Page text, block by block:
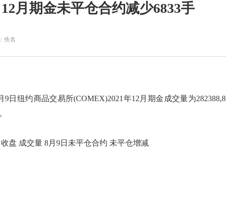
月期金未平仓合约减少6833手
佚名
约商品交易所(COMEX)2021年12月期金成交量为282388,8
成交量 8月9日未平仓合约 未平仓增减